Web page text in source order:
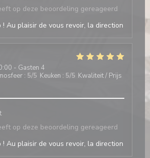
op deze beoordeling gereageerd
! Au plaisir de vous revoir, la direction
- Gasten 4
: 5/5 Keuken : 5/5 Kwaliteit / Prijs
op deze beoordeling gereageerd
! Au plaisir de vous revoir, la direction